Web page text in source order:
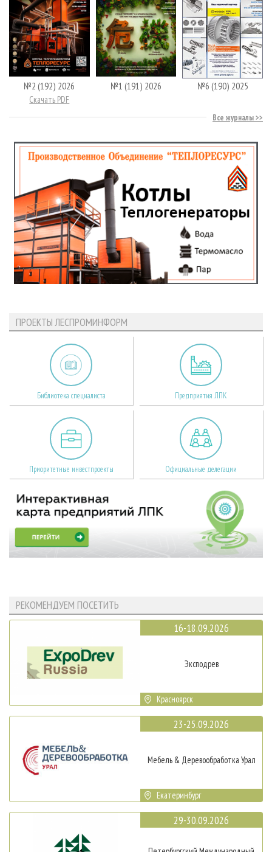
№2 (192) 2026
Скачать PDF
№1 (191) 2026 №6 (190) 2025
Все журналы
ПРОЕКТЫ ЛЕСПРОМИНФОРМ
Библиотека специалиста Предприятия ЛПК
Приоритетные инвестпроекты Официальные делегации
РЕКОМЕНДУЕМ ПОСЕТИТЬ
16-18.09.2026
Эксподрев
Красноярск
23-25.09.2026
Мебель & Деревообработка Урал
Екатеринбург
29-30.09.2026